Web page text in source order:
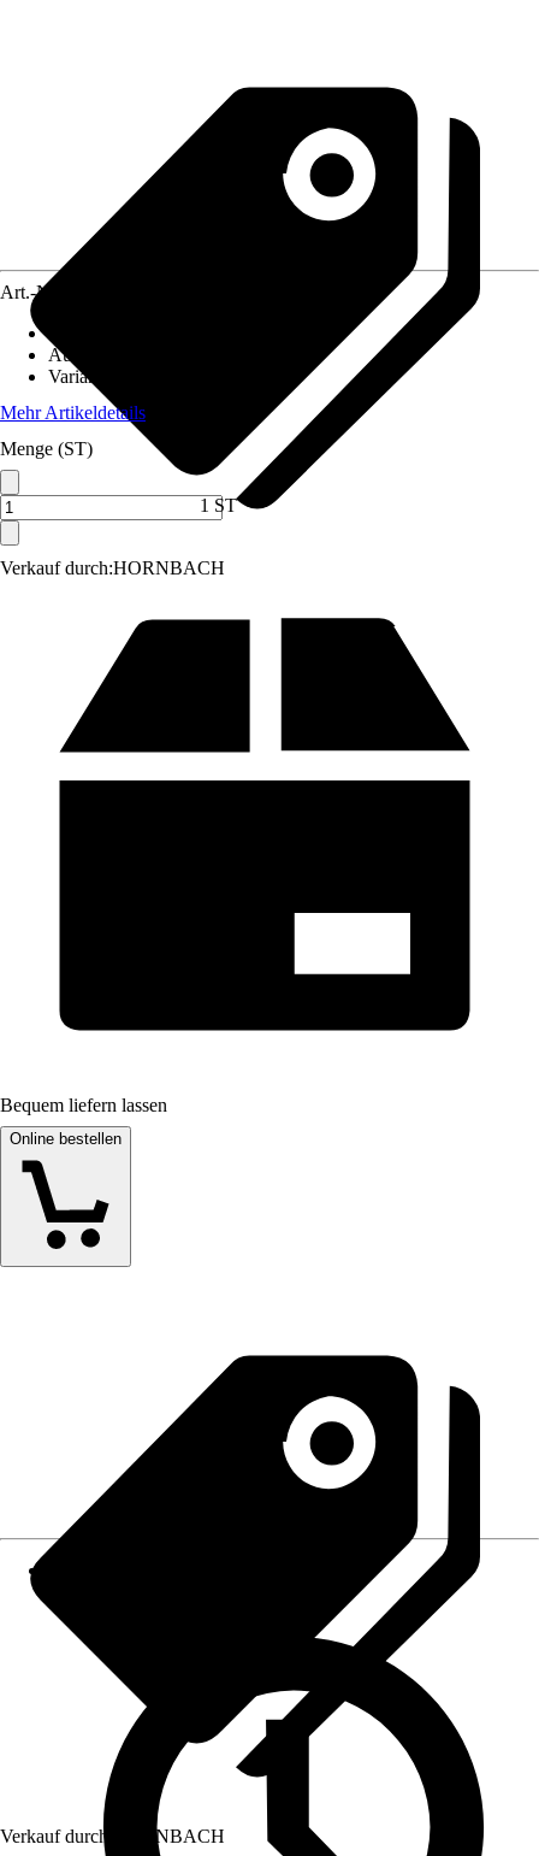
Verkauf durch:HORNBACH
Art.-Nr.
Ausführung
Variante
Mehr Artikeldetails
Menge (ST)
1 ST
Bequem liefern lassen
Online bestellen
Verkauf durch: HORNBACH